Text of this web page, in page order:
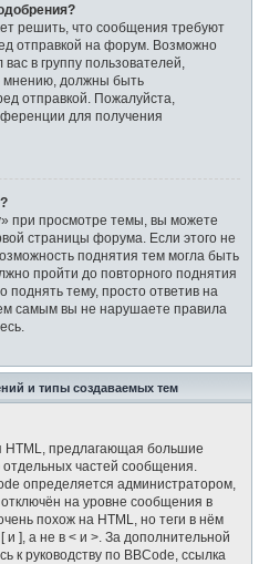
решить, что сообщения требуют
отправкой на форум. Возможно
в группу пользователей,
мнению, должны быть
отправкой. Пожалуйста,
для получения
при просмотре темы, вы можете
страницы форума. Если этого не
поднятия тем могла быть
пройти до повторного поднятия
тему, просто ответив на
самым вы не нарушаете правила
и типы создаваемых тем
HTML, предлагающая большие
частей сообщения.
определяется администратором,
на уровне сообщения в
похож на HTML, но теги в нём
и ], а не в < и >. За дополнительной
к руководству по BBCode, ссылка